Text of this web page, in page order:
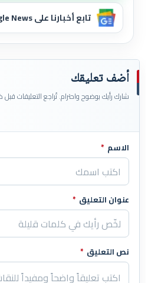
تابع أخبارنا على Google News
أضف تعليقك
شارك رأيك بوضوح واحترام. تُراجع التعليقات قبل
اترك هذا الحقل فارغاً
الاسم *
عنوان التعليق *
نص التعليق *